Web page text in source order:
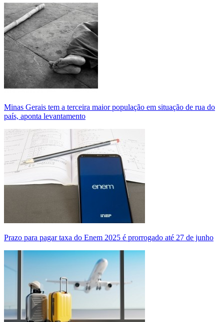
Minas Gerais tem a terceira maior população em situação de rua do
país, aponta levantamento
Prazo para pagar taxa do Enem 2025 é prorrogado até 27 de junho